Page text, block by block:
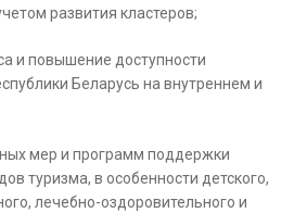
развития кластеров;
и повышение доступности
Беларусь на внутреннем и
мер и программ поддержки
туризма, в особенности детского,
лечебно-оздоровительного и